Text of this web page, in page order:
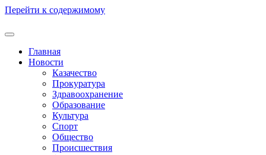
Перейти к содержимому
Главная
Новости
Казачество
Прокуратура
Здравоохранение
Образование
Культура
Спорт
Общество
Происшествия